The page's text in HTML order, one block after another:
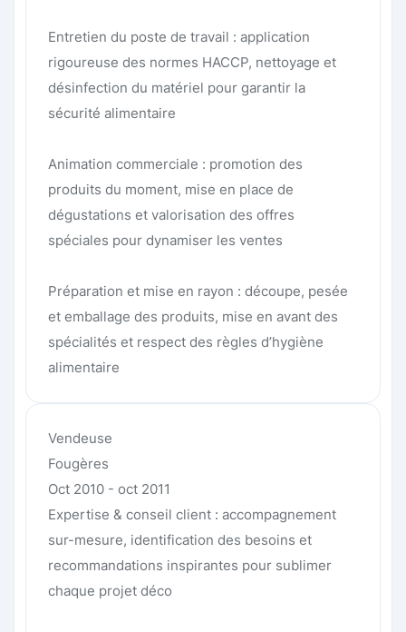
Entretien du poste de travail : application
rigoureuse des normes HACCP, nettoyage et
désinfection du matériel pour garantir la
sécurité alimentaire
Animation commerciale : promotion des
produits du moment, mise en place de
dégustations et valorisation des offres
spéciales pour dynamiser les ventes
Préparation et mise en rayon : découpe, pesée
et emballage des produits, mise en avant des
spécialités et respect des règles d’hygiène
alimentaire
Vendeuse
Fougères
Oct 2010 - oct 2011
Expertise & conseil client : accompagnement
sur-mesure, identification des besoins et
recommandations inspirantes pour sublimer
chaque projet déco